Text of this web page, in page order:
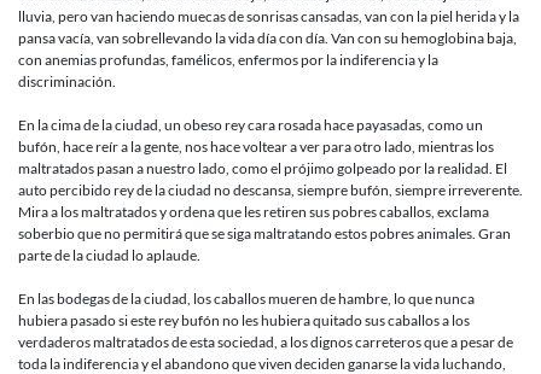
lluvia, pero van haciendo muecas de sonrisas cansadas, van con la piel herida y la
pansa vacía, van sobrellevando la vida día con día. Van con su hemoglobina baja,
con anemias profundas, famélicos, enfermos por la indiferencia y la
discriminación.
En la cima de la ciudad, un obeso rey cara rosada hace payasadas, como un
bufón, hace reír a la gente, nos hace voltear a ver para otro lado, mientras los
maltratados pasan a nuestro lado, como el prójimo golpeado por la realidad. El
auto percibido rey de la ciudad no descansa, siempre bufón, siempre irreverente.
Mira a los maltratados y ordena que les retiren sus pobres caballos, exclama
soberbio que no permitirá que se siga maltratando estos pobres animales. Gran
parte de la ciudad lo aplaude.
En las bodegas de la ciudad, los caballos mueren de hambre, lo que nunca
hubiera pasado si este rey bufón no les hubiera quitado sus caballos a los
verdaderos maltratados de esta sociedad, a los dignos carreteros que a pesar de
toda la indiferencia y el abandono que viven deciden ganarse la vida luchando,